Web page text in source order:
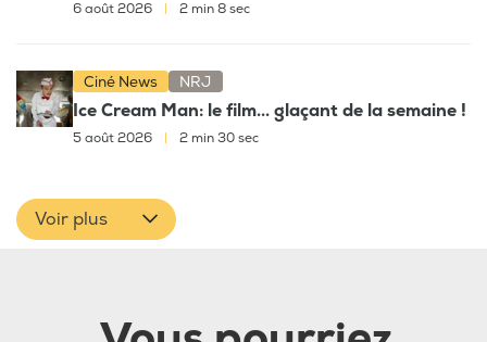
6 août 2026 2 min 8 sec
Ciné News NRJ
Ice Cream Man: le film... glaçant de la semaine !
5 août 2026 2 min 30 sec
Voir plus